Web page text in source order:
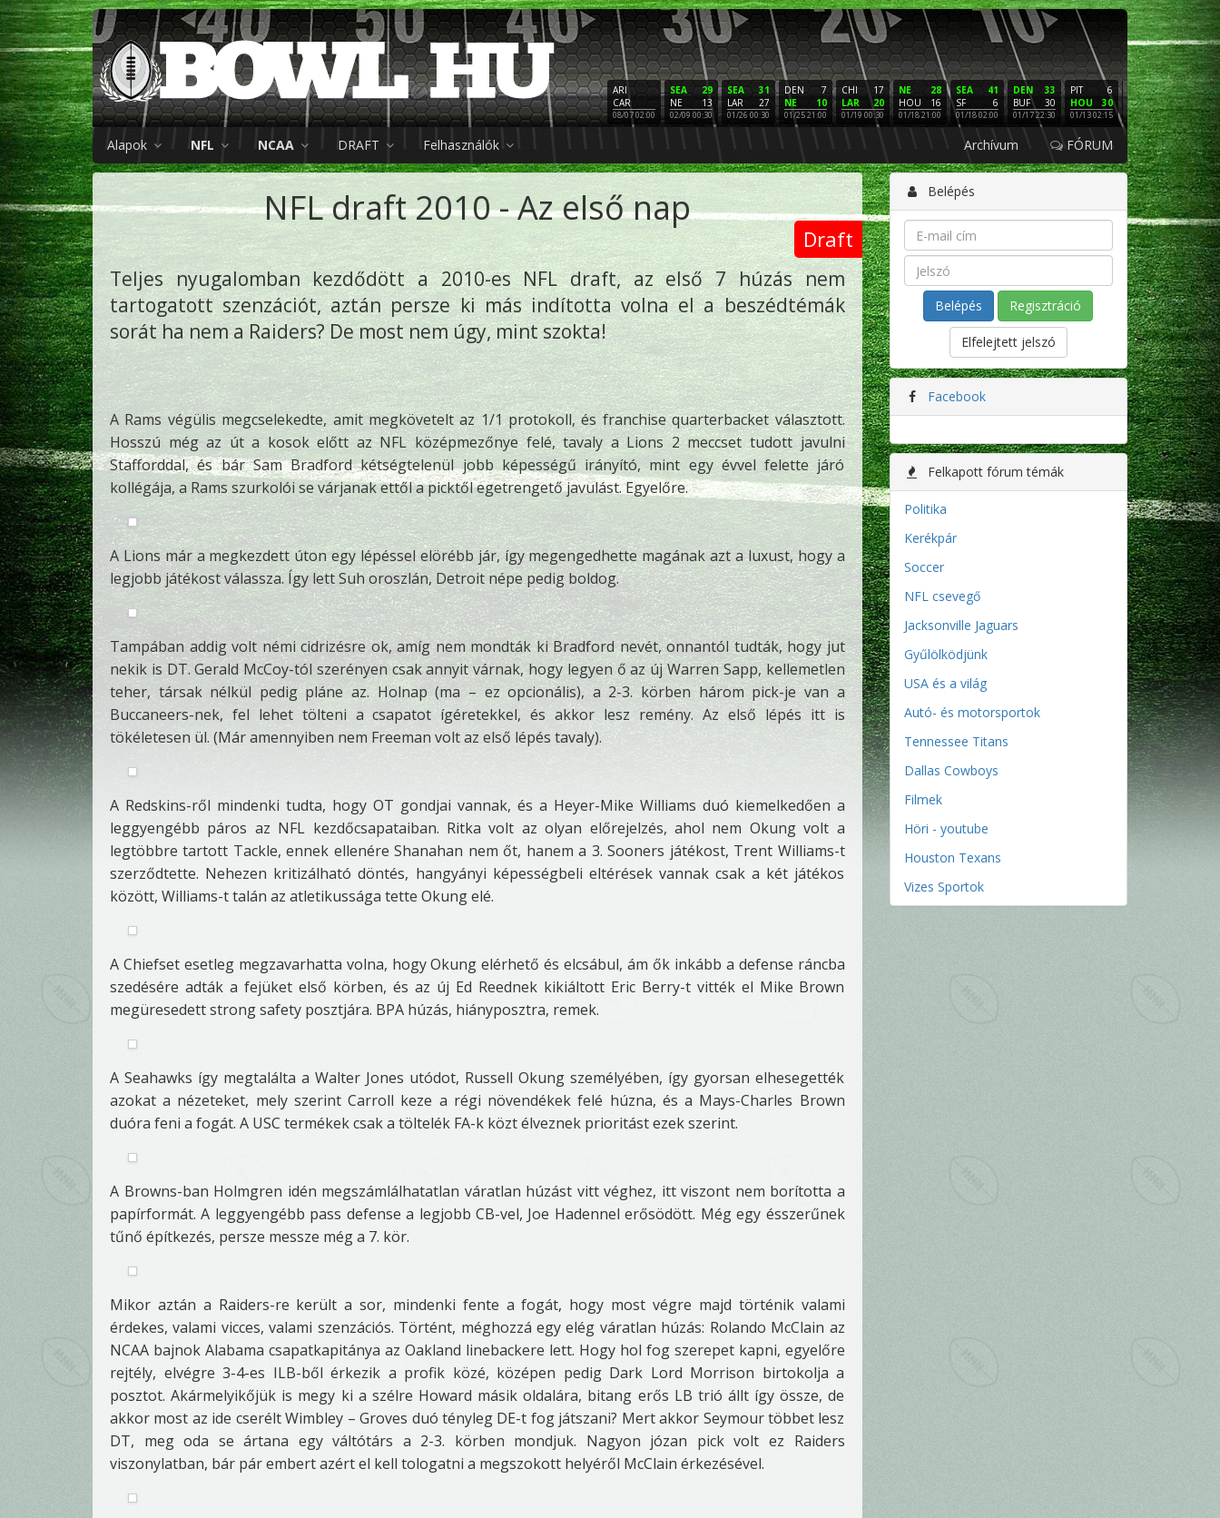
ARI
CAR
08/07 02:00
29
SEA
13
NE
02/09 00:30
31
SEA
27
LAR
01/26 00:30
7
DEN
10
NE
01/25 21:00
17
CHI
20
LAR
01/19 00:30
28
NE
16
HOU
01/18 21:00
41
SEA
6
SF
01/18 02:00
33
DEN
30
BUF
01/17 22:30
6
PIT
30
HOU
01/13 02:15
16
NE
3
LAC
01/12 02:00
PHI
SF
01/11
Alapok NFL NCAA DRAFT Felhasználók Archívum FÓRUM
NFL draft 2010 - Az első nap
Draft
Teljes nyugalomban kezdődött a 2010-es NFL draft, az első 7 húzás nem
tartogatott szenzációt, aztán persze ki más indította volna el a beszédtémák
sorát ha nem a Raiders? De most nem úgy, mint szokta!
A Rams végülis megcselekedte, amit megkövetelt az 1/1 protokoll, és franchise quarterbacket választott.
Hosszú még az út a kosok előtt az NFL középmezőnye felé, tavaly a Lions 2 meccset tudott javulni
Stafforddal, és bár Sam Bradford kétségtelenül jobb képességű irányító, mint egy évvel felette járó
kollégája, a Rams szurkolói se várjanak ettől a picktől egetrengető javulást. Egyelőre.
A Lions már a megkezdett úton egy lépéssel elörébb jár, így megengedhette magának azt a luxust, hogy a
legjobb játékost válassza. Így lett Suh oroszlán, Detroit népe pedig boldog.
Tampában addig volt némi cidrizésre ok, amíg nem mondták ki Bradford nevét, onnantól tudták, hogy jut
nekik is DT. Gerald McCoy-tól szerényen csak annyit várnak, hogy legyen ő az új Warren Sapp, kellemetlen
teher, társak nélkül pedig pláne az. Holnap (ma – ez opcionális), a 2-3. körben három pick-je van a
Buccaneers-nek, fel lehet tölteni a csapatot ígéretekkel, és akkor lesz remény. Az első lépés itt is
tökéletesen ül. (Már amennyiben nem Freeman volt az első lépés tavaly).
A Redskins-ről mindenki tudta, hogy OT gondjai vannak, és a Heyer-Mike Williams duó kiemelkedően a
leggyengébb páros az NFL kezdőcsapataiban. Ritka volt az olyan előrejelzés, ahol nem Okung volt a
legtöbbre tartott Tackle, ennek ellenére Shanahan nem őt, hanem a 3. Sooners játékost, Trent Williams-t
szerződtette. Nehezen kritizálható döntés, hangyányi képességbeli eltérések vannak csak a két játékos
között, Williams-t talán az atletikussága tette Okung elé.
A Chiefset esetleg megzavarhatta volna, hogy Okung elérhető és elcsábul, ám ők inkább a defense ráncba
szedésére adták a fejüket első körben, és az új Ed Reednek kikiáltott Eric Berry-t vitték el Mike Brown
megüresedett strong safety posztjára. BPA húzás, hiányposztra, remek.
A Seahawks így megtalálta a Walter Jones utódot, Russell Okung személyében, így gyorsan elhesegették
azokat a nézeteket, mely szerint Carroll keze a régi növendékek felé húzna, és a Mays-Charles Brown
duóra feni a fogát. A USC termékek csak a töltelék FA-k közt élveznek prioritást ezek szerint.
A Browns-ban Holmgren idén megszámlálhatatlan váratlan húzást vitt véghez, itt viszont nem borította a
papírformát. A leggyengébb pass defense a legjobb CB-vel, Joe Hadennel erősödött. Még egy ésszerűnek
tűnő építkezés, persze messze még a 7. kör.
Mikor aztán a Raiders-re került a sor, mindenki fente a fogát, hogy most végre majd történik valami
érdekes, valami vicces, valami szenzációs. Történt, méghozzá egy elég váratlan húzás: Rolando McClain az
NCAA bajnok Alabama csapatkapitánya az Oakland linebackere lett. Hogy hol fog szerepet kapni, egyelőre
rejtély, elvégre 3-4-es ILB-ből érkezik a profik közé, középen pedig Dark Lord Morrison birtokolja a
posztot. Akármelyikőjük is megy ki a szélre Howard másik oldalára, bitang erős LB trió állt így össze, de
akkor most az ide cserélt Wimbley – Groves duó tényleg DE-t fog játszani? Mert akkor Seymour többet lesz
DT, meg oda se ártana egy váltótárs a 2-3. körben mondjuk. Nagyon józan pick volt ez Raiders
viszonylatban, bár pár embert azért el kell tologatni a megszokott helyéről McClain érkezésével.
Belépés
Regisztráció
Elfelejtett jelszó
Facebook
Felkapott fórum témák
Politika
Kerékpár
Soccer
NFL csevegő
Jacksonville Jaguars
Gyűlölködjünk
USA és a világ
Autó- és motorsportok
Tennessee Titans
Dallas Cowboys
Filmek
Höri - youtube
Houston Texans
Vizes Sportok